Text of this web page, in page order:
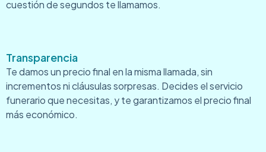
cuestión de segundos te llamamos.
Transparencia
Te damos un precio final en la misma llamada, sin
incrementos ni cláusulas sorpresas. Decides el servicio
funerario que necesitas, y te garantizamos el precio final
más económico.